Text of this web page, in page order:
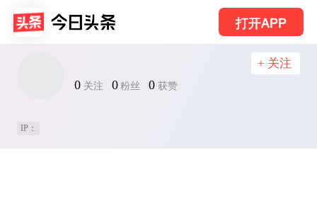
打开APP
0 关注 0 粉丝 0 获赞
+ 关注
IP：